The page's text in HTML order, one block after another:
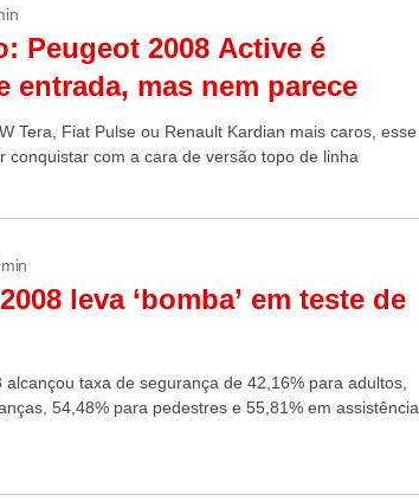
Peugeot 2008 Active é
entrada, mas nem parece
Tera, Fiat Pulse ou Renault Kardian mais caros, esse
conquistar com a cara de versão topo de linha
leva ‘bomba’ em teste de
alcançou taxa de segurança de 42,16% para adultos,
54,48% para pedestres e 55,81% em assistência